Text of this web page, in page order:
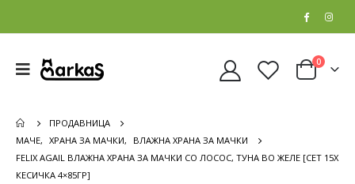
0
ПРОДАВНИЦА
МАЧЕ, ХРАНА ЗА МАЧКИ,
ВЛАЖНА ХРАНА ЗА МАЧКИ
FELIX AGAIL ВЛАЖНА ХРАНА ЗА МАЧКИ СО ЛОСОС, ТУНА ВО ЖЕЛЕ [СЕТ 15X
КЕСИЧКА 4×85ГР]